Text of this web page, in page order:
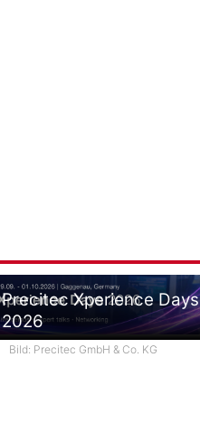
Precitec Xperience Days
2026
Bild: Precitec GmbH & Co. KG